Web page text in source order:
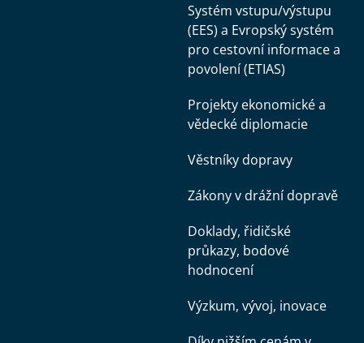
Systém vstupu/výstupu
(EES) a Evropský systém
pro cestovní informace a
povolení (ETIAS)
Projekty ekonomické a
vědecké diplomacie
Věstníky dopravy
Zákony v drážní dopravě
Doklady, řidičské
průkazy, bodové
hodnocení
Výzkum, vývoj, inovace